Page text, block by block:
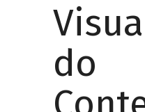
do